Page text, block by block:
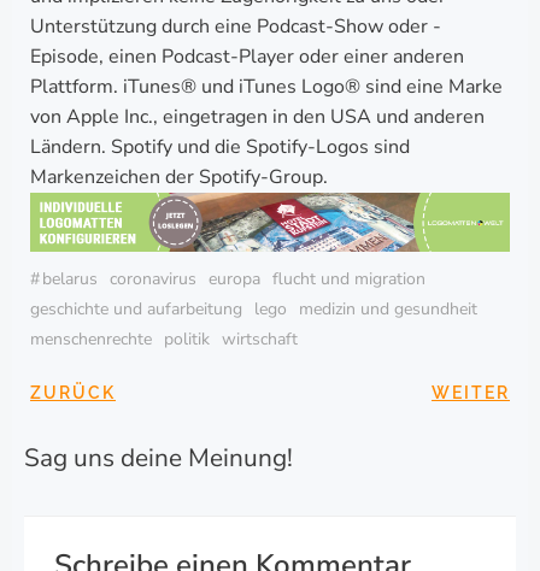
Unterstützung durch eine Podcast-Show oder -
Episode, einen Podcast-Player oder einer anderen
Plattform. iTunes® und iTunes Logo® sind eine Marke
von Apple Inc., eingetragen in den USA und anderen
Ländern. Spotify und die Spotify-Logos sind
Markenzeichen der Spotify-Group.
#belarus coronavirus europa flucht und migration
geschichte und aufarbeitung
lego
medizin und gesundheit
menschenrechte politik wirtschaft
ZURÜCK WEITER
Sag uns deine Meinung!